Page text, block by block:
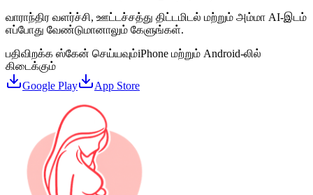
வாராந்திர வளர்ச்சி, ஊட்டச்சத்து திட்டமிடல் மற்றும் அம்மா AI-இடம்
எப்போது வேண்டுமானாலும் கேளுங்கள்.
பதிவிறக்க ஸ்கேன் செய்யவும்iPhone மற்றும் Android-லில்
கிடைக்கும்
Google Play
App Store